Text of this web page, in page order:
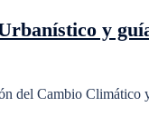
y
del Cambio